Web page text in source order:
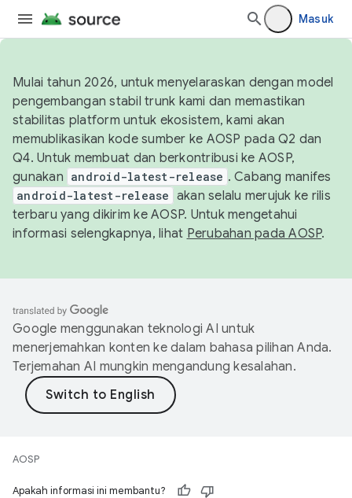
Masuk
Mulai tahun 2026, untuk menyelaraskan dengan model
pengembangan stabil trunk kami dan memastikan
stabilitas platform untuk ekosistem, kami akan
memublikasikan kode sumber ke AOSP pada Q2 dan
Q4. Untuk membuat dan berkontribusi ke AOSP,
gunakan android-latest-release . Cabang manifes
android-latest-release akan selalu merujuk ke rilis
terbaru yang dikirim ke AOSP. Untuk mengetahui
informasi selengkapnya, lihat Perubahan pada AOSP.
Google menggunakan teknologi AI untuk
menerjemahkan konten ke dalam bahasa pilihan Anda.
Terjemahan AI mungkin mengandung kesalahan.
AOSP
Apakah informasi ini membantu?